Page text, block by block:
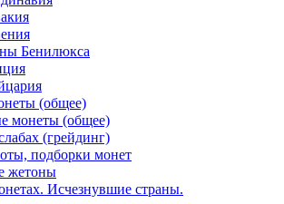
Бенилюкса
(общее)
монеты (общее)
(грейдинг)
подборки монет
жетоны
Исчезнувшие страны.